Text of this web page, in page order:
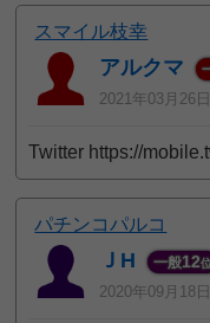
スマイル枝幸
アルクマ
2021年03月26
Twitter https://
パチンコパルコ
ＪH 一般12
2020年09月18